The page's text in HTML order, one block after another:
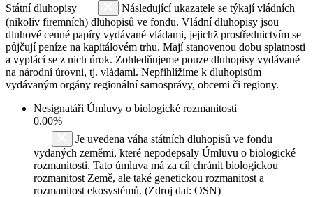
Státní dluhopisy
Následující ukazatele se týkají vládních
(nikoliv firemních) dluhopisů ve fondu. Vládní dluhopisy jsou
dluhové cenné papíry vydávané vládami, jejichž prostřednictvím se
půjčují peníze na kapitálovém trhu. Mají stanovenou dobu splatnosti
a vyplácí se z nich úrok. Zohledňujeme pouze dluhopisy vydávané
na národní úrovni, tj. vládami. Nepřihlížíme k dluhopisům
vydávaným orgány regionální samosprávy, obcemi či regiony.
Nesignatáři Úmluvy o biologické rozmanitosti
0.00%
Je uvedena váha státních dluhopisů ve fondu
vydaných zeměmi, které nepodepsaly Úmluvu o biologické
rozmanitosti. Tato úmluva má za cíl chránit biologickou
rozmanitost Země, ale také genetickou rozmanitost a
rozmanitost ekosystémů. (Zdroj dat: OSN)